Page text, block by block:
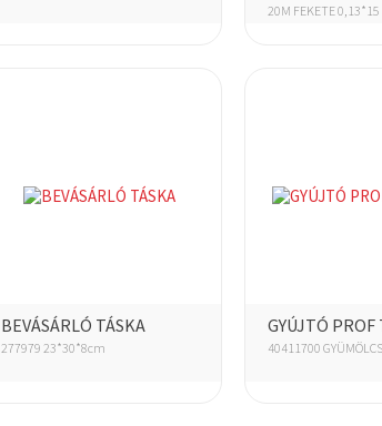
20M FEKETE 0,13*15
BEVÁSÁRLÓ TÁSKA
277979 23*30*8cm
GYÚJTÓ PROF
40411700 GYÜMÖLCS